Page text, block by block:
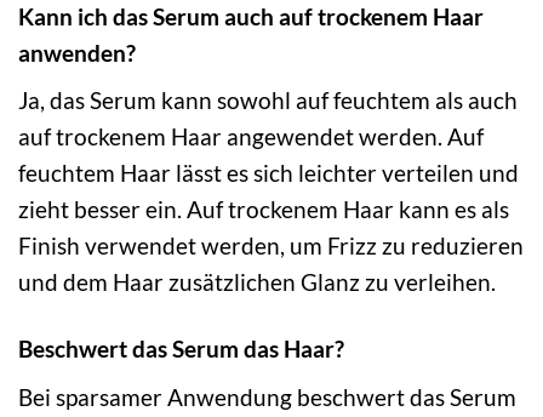
Kann ich das Serum auch auf trockenem Haar
anwenden?
Ja, das Serum kann sowohl auf feuchtem als auch
auf trockenem Haar angewendet werden. Auf
feuchtem Haar lässt es sich leichter verteilen und
zieht besser ein. Auf trockenem Haar kann es als
Finish verwendet werden, um Frizz zu reduzieren
und dem Haar zusätzlichen Glanz zu verleihen.
Beschwert das Serum das Haar?
Bei sparsamer Anwendung beschwert das Serum